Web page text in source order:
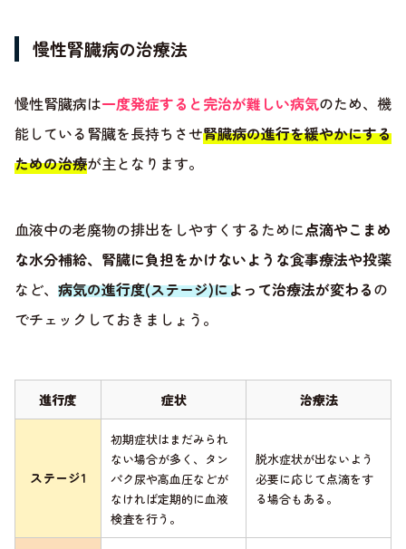
慢性腎臓病の治療法
慢性腎臓病は一度発症すると完治が難しい病気のため、機
能している腎臓を長持ちさせ腎臓病の進行を緩やかにする
ための治療が主となります。
血液中の老廃物の排出をしやすくするために点滴やこまめ
な水分補給、腎臓に負担をかけないような食事療法や投薬
など、 病気の進行度(ステージ)によって治療法が変わるの
でチェックしておきましょう。
進行度 症状 治療法
ステージ1
初期症状はまだみられ
ない場合が多く、タン
パク尿や高血圧などが
なければ定期的に血液
検査を行う。
脱水症状が出ないよう
必要に応じて点滴をす
る場合もある。